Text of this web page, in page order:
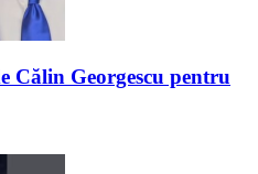
Călin Georgescu pentru